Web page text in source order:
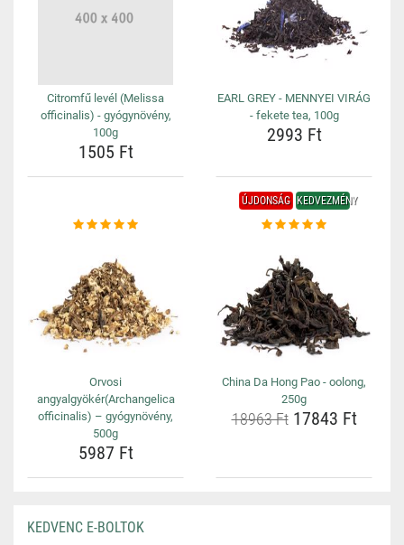
Citromfű levél (Melissa
officinalis) - gyógynövény,
100g
1505 Ft
EARL GREY - MENNYEI VIRÁG
- fekete tea, 100g
2993 Ft
Orvosi
angyalgyökér(Archangelica
officinalis) – gyógynövény,
500g
5987 Ft
ÚJDONSÁG KEDVEZMÉNY
China Da Hong Pao - oolong,
250g
18963 Ft17843 Ft
KEDVENC E-BOLTOK